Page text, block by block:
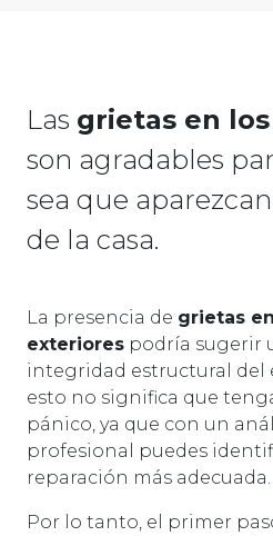
Las grietas en
son agradables
sea que
de la casa.
La presencia de grietas
exteriores podría sugerir
integridad estructural del
esto no significa que
pánico, ya que con un
profesional puedes
reparación más adecuada.
Por lo tanto, el primer